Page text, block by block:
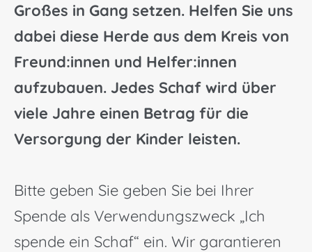
Großes in Gang setzen. Helfen Sie uns
dabei diese Herde aus dem Kreis von
Freund:innen und Helfer:innen
aufzubauen. Jedes Schaf wird über
viele Jahre einen Betrag für die
Versorgung der Kinder leisten.
Bitte geben Sie geben Sie bei Ihrer
Spende als Verwendungszweck „Ich
spende ein Schaf“ ein. Wir garantieren